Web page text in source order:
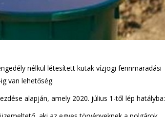
nélkül létesített kutak vízjogi fennmaradási
van lehetőség.
alapján, amely 2020. július 1-től lép hatályba: